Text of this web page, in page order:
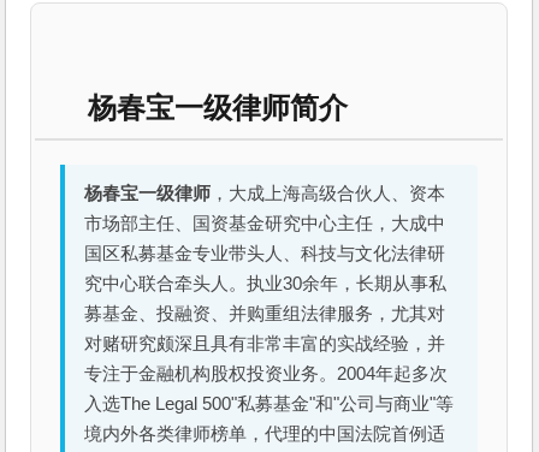
杨春宝一级律师简介
杨春宝一级律师 ，大成上海高级合伙人、资本
市场部主任、国资基金研究中心主任，大成中
国区私募基金专业带头人、科技与文化法律研
究中心联合牵头人。执业30余年，长期从事私
募基金、投融资、并购重组法律服务，尤其对
对赌研究颇深且具有非常丰富的实战经验，并
专注于金融机构股权投资业务。2004年起多次
入选The Legal 500"私募基金"和"公司与商业"等
境内外各类律师榜单，代理的中国法院首例适